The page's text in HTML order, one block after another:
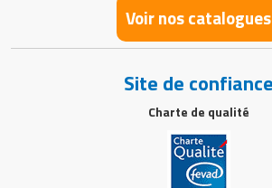
Voir nos catalogues
Site de confiance
Charte de qualité